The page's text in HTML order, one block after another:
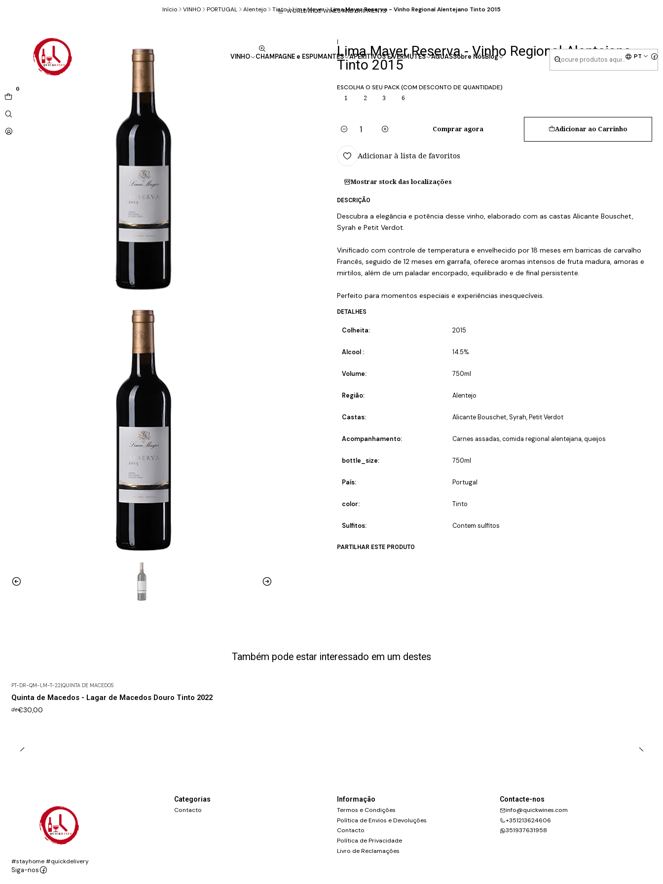
VINHO CHAMPAGNE e ESPUMANTES APERITIVOS E VERMUTES AGUASSobre NósBlog PT
0
WORLDWIDE WINES AND SHIPMENTS
Início VINHO PORTUGAL Alentejo Tinto Lima Mayer Lima Mayer Reserva - Vinho Regional Alentejano Tinto 2015
|
Lima Mayer Reserva - Vinho Regional Alentejano
Tinto 2015
ESCOLHA O SEU PACK (COM DESCONTO DE QUANTIDADE)
1 2 3 6
Quantidade
Adicionar ao Carrinho
Comprar agora
Adicionar à lista de favoritos
Mostrar stock das localizações
DESCRIÇÃO
Descubra a elegância e potência desse vinho, elaborado com as castas Alicante Bouschet,
Syrah e Petit Verdot.
Vinificado com controle de temperatura e envelhecido por 18 meses em barricas de carvalho
Francês, seguido de 12 meses em garrafa, oferece aromas intensos de fruta madura, amoras e
mirtilos, além de um paladar encorpado, equilibrado e de final persistente.
Perfeito para momentos especiais e experiências inesquecíveis.
DETALHES
Colheita: 2015
Alcool : 14.5%
Volume: 750ml
Região: Alentejo
Castas: Alicante Bouschet, Syrah, Petit Verdot
Acompanhamento: Carnes assadas, comida regional alentejana, queijos
bottle_size: 750ml
País: Portugal
color: Tinto
Sulfitos: Contem sulfitos
PARTILHAR ESTE PRODUTO
Também pode estar interessado em um destes
PT-DR-QM-LM-T-22| QUINTA DE MACEDOS
Quinta de Macedos - Lagar de Macedos Douro Tinto 2022
de€30,00
#stayhome #quickdelivery
Siga-nos
Categorias
Contacto
Informação
Termos e Condições
Política de Envios e Devoluções
Contacto
Política de Privacidade
Livro de Reclamações
Contacte-nos
info@quickwines.com
+351213624606
351937631958